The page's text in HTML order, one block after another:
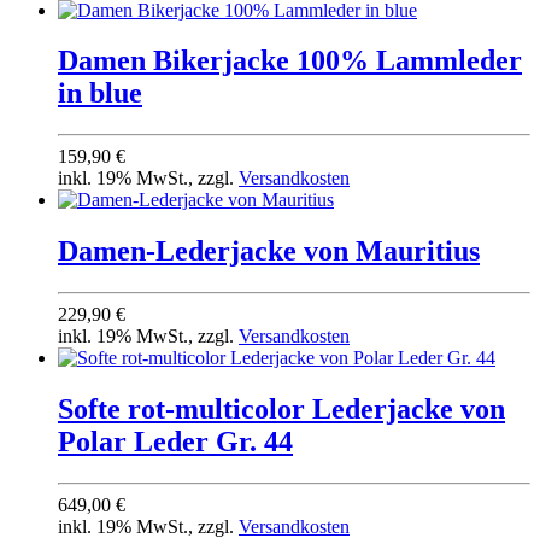
Damen Bikerjacke 100% Lammleder
in blue
159,90 €
inkl. 19% MwSt., zzgl. Versandkosten
Damen-Lederjacke von Mauritius
229,90 €
inkl. 19% MwSt., zzgl. Versandkosten
Softe rot-multicolor Lederjacke von
Polar Leder Gr. 44
649,00 €
inkl. 19% MwSt., zzgl. Versandkosten